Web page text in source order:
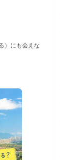
）にも会えな